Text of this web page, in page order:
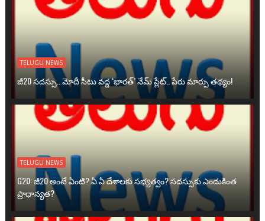
TELUGU NEWS
జీ20 సదస్సు.. మోదీ సీటు వద్ద ‘భారత్’ నేమ్ ప్లేట్‌.. పేరు మార్పు తథ్యం!
TELUGU NEWS
G20: జీ20 అంటే ఏంటి? ఏ ఏ దేశాలకు సభ్యత్వం? సదస్సుకు ఎందుకింత
ప్రాధాన్యత?